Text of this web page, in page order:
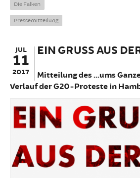
Die Falken
Pressemitteilung
JUL
11
2017
EIN GRUSS AUS
Mitteilung des ...ums
Verlauf der G20-Proteste in